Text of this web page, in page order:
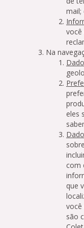
mail;
você
Na
eles
com
que
você
são